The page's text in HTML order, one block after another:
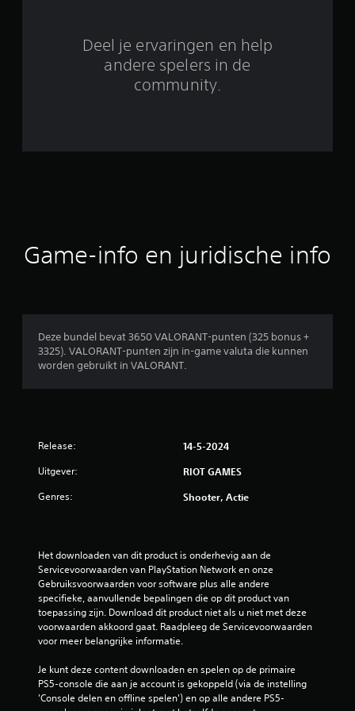
e
n
n
Deel je ervaringen en help
andere spelers in de
community.
Game-info en juridische info
Deze bundel bevat 3650 VALORANT-punten (325 bonus +
3325). VALORANT-punten zijn in-game valuta die kunnen
worden gebruikt in VALORANT.
Release: 14-5-2024
Uitgever: RIOT GAMES
Genres: Shooter, Actie
Het downloaden van dit product is onderhevig aan de
Servicevoorwaarden van PlayStation Network en onze
Gebruiksvoorwaarden voor software plus alle andere
specifieke, aanvullende bepalingen die op dit product van
toepassing zijn. Download dit product niet als u niet met deze
voorwaarden akkoord gaat. Raadpleeg de Servicevoorwaarden
voor meer belangrijke informatie.
Je kunt deze content downloaden en spelen op de primaire
PS5-console die aan je account is gekoppeld (via de instelling
'Console delen en offline spelen') en op alle andere PS5-